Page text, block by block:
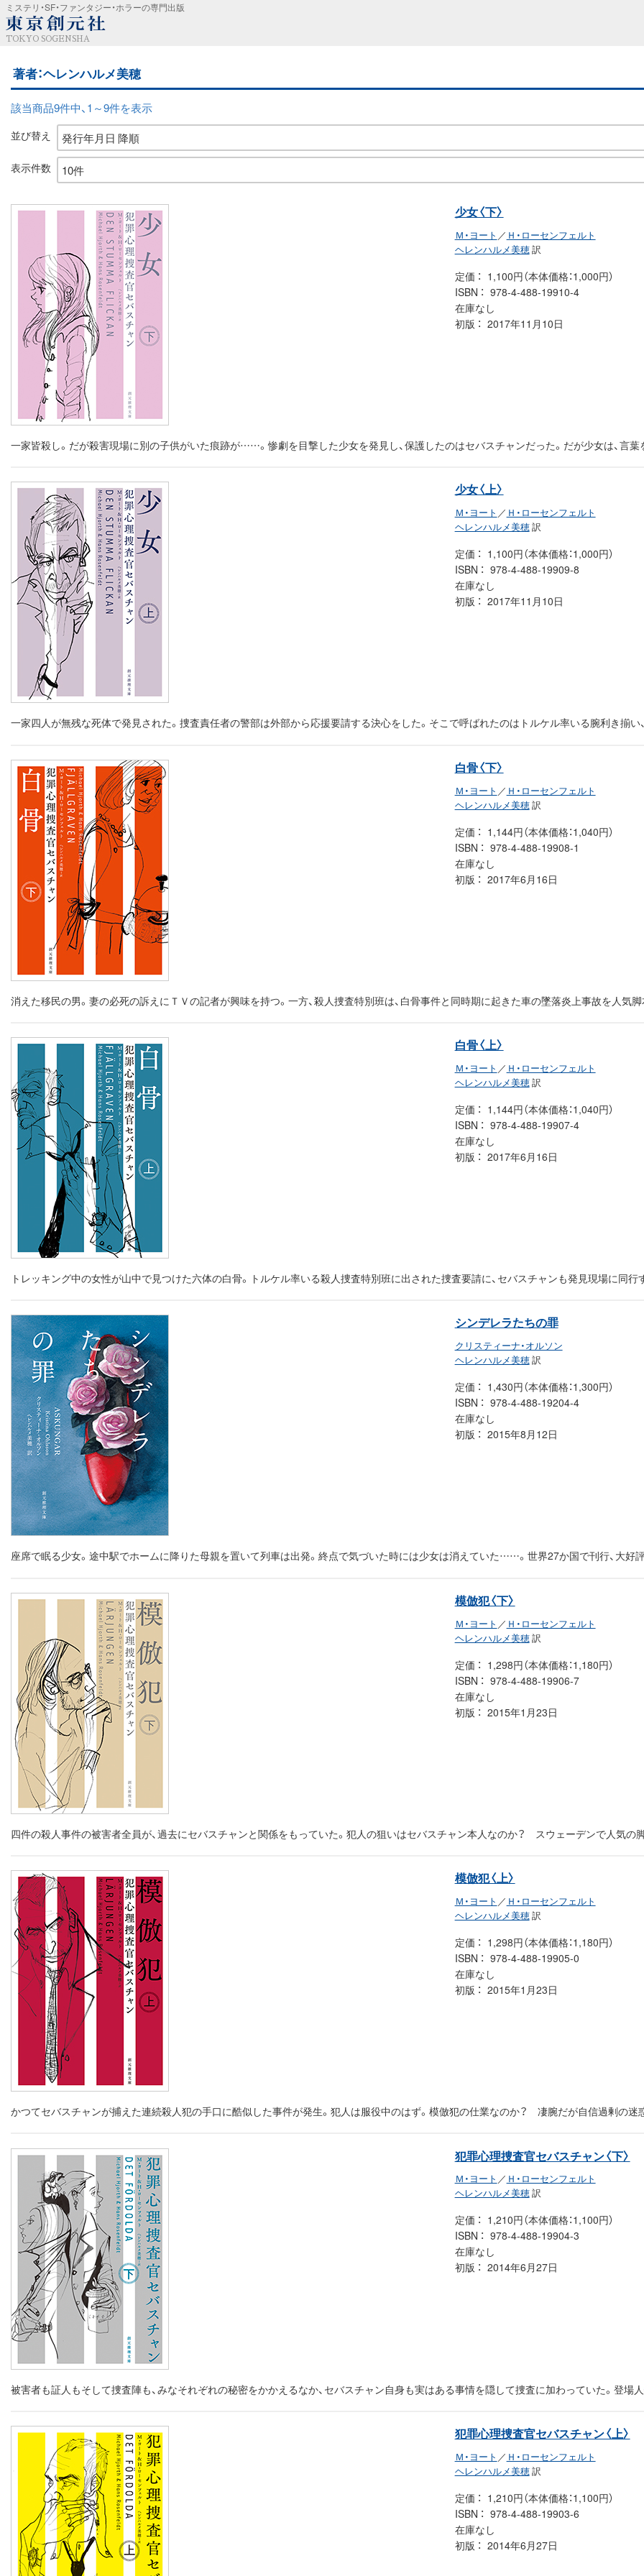
ミステリ・SF・ファンタジー・ホラーの専門出版
TOKYO SOGENSHA
著者：ヘレンハルメ美穂
該当商品9件中、1～9件を表示
並び替え
表示件数
少女〈下〉
Ｍ・ヨート ／ Ｈ・ローセンフェルト
ヘレンハルメ美穂訳
定価
1,100円（本体価格：1,000円）
ISBN
978-4-488-19910-4
在庫なし
初版
2017年11月10日
一家皆殺し。だが殺害現場に別の子供がいた痕跡が……。惨劇を目撃した少女を発見し、保護したのはセバスチャンだった。だが少女は、言葉
少女〈上〉
Ｍ・ヨート ／ Ｈ・ローセンフェルト
ヘレンハルメ美穂訳
定価
1,100円（本体価格：1,000円）
ISBN
978-4-488-19909-8
在庫なし
初版
2017年11月10日
一家四人が無残な死体で発見された。捜査責任者の警部は外部から応援要請する決心をした。そこで呼ばれたのはトルケル率いる腕利き揃い
白骨〈下〉
Ｍ・ヨート ／ Ｈ・ローセンフェルト
ヘレンハルメ美穂訳
定価
1,144円（本体価格：1,040円）
ISBN
978-4-488-19908-1
在庫なし
初版
2017年6月16日
消えた移民の男。妻の必死の訴えにＴＶの記者が興味を持つ。一方、殺人捜査特別班は、白骨事件と同時期に起きた車の墜落炎上事故を人気
白骨〈上〉
Ｍ・ヨート ／ Ｈ・ローセンフェルト
ヘレンハルメ美穂訳
定価
1,144円（本体価格：1,040円）
ISBN
978-4-488-19907-4
在庫なし
初版
2017年6月16日
トレッキング中の女性が山中で見つけた六体の白骨。トルケル率いる殺人捜査特別班に出された捜査要請に、セバスチャンも発見現場に同行
シンデレラたちの罪
クリスティーナ・オルソン
ヘレンハルメ美穂訳
定価
1,430円（本体価格：1,300円）
ISBN
978-4-488-19204-4
在庫なし
初版
2015年8月12日
座席で眠る少女。途中駅でホームに降りた母親を置いて列車は出発。終点で気づいた時には少女は消えていた……。世界27か国で刊行、大好
模倣犯〈下〉
Ｍ・ヨート ／ Ｈ・ローセンフェルト
ヘレンハルメ美穂訳
定価
1,298円（本体価格：1,180円）
ISBN
978-4-488-19906-7
在庫なし
初版
2015年1月23日
四件の殺人事件の被害者全員が、過去にセバスチャンと関係をもっていた。犯人の狙いはセバスチャン本人なのか？ スウェーデンで人気の
模倣犯〈上〉
Ｍ・ヨート ／ Ｈ・ローセンフェルト
ヘレンハルメ美穂訳
定価
1,298円（本体価格：1,180円）
ISBN
978-4-488-19905-0
在庫なし
初版
2015年1月23日
かつてセバスチャンが捕えた連続殺人犯の手口に酷似した事件が発生。犯人は服役中のはず。模倣犯の仕業なのか？ 凄腕だが自信過剰の迷
犯罪心理捜査官セバスチャン〈下〉
Ｍ・ヨート ／ Ｈ・ローセンフェルト
ヘレンハルメ美穂訳
定価
1,210円（本体価格：1,100円）
ISBN
978-4-488-19904-3
在庫なし
初版
2014年6月27日
被害者も証人もそして捜査陣も、みなそれぞれの秘密をかかえるなか、セバスチャン自身も実はある事情を隠して捜査に加わっていた。登場
犯罪心理捜査官セバスチャン〈上〉
Ｍ・ヨート ／ Ｈ・ローセンフェルト
ヘレンハルメ美穂訳
定価
1,210円（本体価格：1,100円）
ISBN
978-4-488-19903-6
在庫なし
初版
2014年6月27日